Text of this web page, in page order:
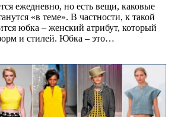
ежедневно, но есть вещи, каковые
«в теме». В частности, к такой
юбка – женский атрибут, который
и стилей. Юбка – это…